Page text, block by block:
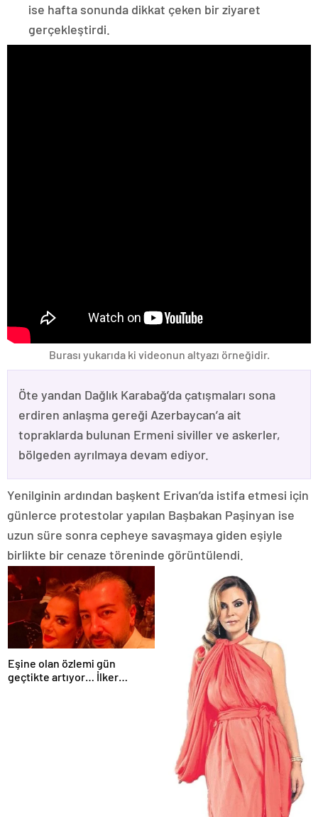
ise hafta sonunda dikkat çeken bir ziyaret
gerçekleştirdi.
Burası yukarıda ki videonun altyazı örneğidir.
Öte yandan Dağlık Karabağ’da çatışmaları sona
erdiren anlaşma gereği Azerbaycan’a ait
topraklarda bulunan Ermeni siviller ve askerler,
bölgeden ayrılmaya devam ediyor.
Yenilginin ardından başkent Erivan’da istifa etmesi için
günlerce protestolar yapılan Başbakan Paşinyan ise
uzun süre sonra cepheye savaşmaya giden eşiyle
birlikte bir cenaze töreninde görüntülendi.
Eşine olan özlemi gün
geçtikte artıyor… İlker